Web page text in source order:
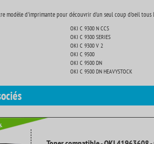
modèle d'imprimante pour découvrir d'un seul coup d'oeil tous
OKI C 9300 N CCS
OKI C 9300 SERIES
OKI C 9300 V 2
OKI C 9500
OKI C 9500 DN
OKI C 9500 DN HEAVYSTOCK